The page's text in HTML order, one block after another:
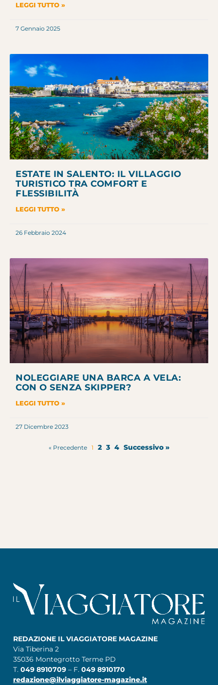
LEGGI TUTTO »
7 Gennaio 2025
ESTATE IN SALENTO: IL VILLAGGIO
TURISTICO TRA COMFORT E
FLESSIBILITÀ
LEGGI TUTTO »
26 Febbraio 2024
NOLEGGIARE UNA BARCA A VELA:
CON O SENZA SKIPPER?
LEGGI TUTTO »
27 Dicembre 2023
« Precedente 1 2 3 4 Successivo »
REDAZIONE IL VIAGGIATORE MAGAZINE
Via Tiberina 2
35036 Montegrotto Terme PD
T. 049 8910709 – F. 049 8910170
redazione@ilviaggiatore-magazine.it